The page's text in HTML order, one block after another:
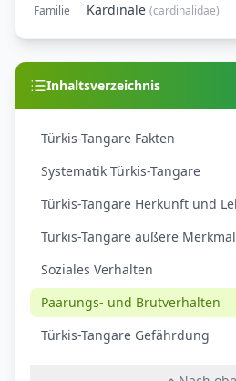
Familie
Kardinäle (cardinalidae)
Inhaltsverzeichnis
Türkis-Tangare Fakten
Systematik Türkis-Tangare
Türkis-Tangare Herkunft und
Türkis-Tangare äußere
Soziales Verhalten
Paarungs- und Brutverhalten
Türkis-Tangare Gefährdung